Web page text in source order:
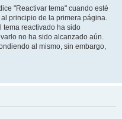
"Reactivar tema" cuando esté
principio de la primera página.
tema reactivado ha sido
no ha sido alcanzado aún.
al mismo, sin embargo,